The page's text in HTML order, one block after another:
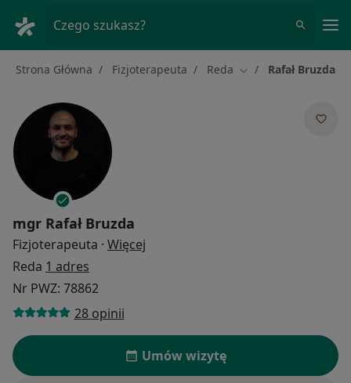
Czego szukasz?
Strona Główna Fizjoterapeuta Reda Zmień miasto
Rafał Bruzda
mgr Rafał Bruzda
Fizjoterapeuta · Więcej
Reda 1 adres
Nr PWZ: 78862
28 opinii
Umów wizytę